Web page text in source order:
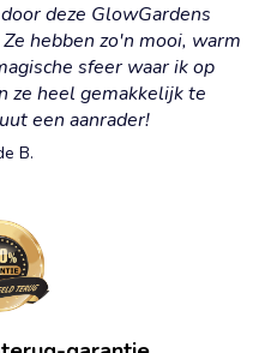
deze GlowGardens
hebben zo'n mooi, warm
sfeer waar ik op
ze heel gemakkelijk te
een aanrader!
B.